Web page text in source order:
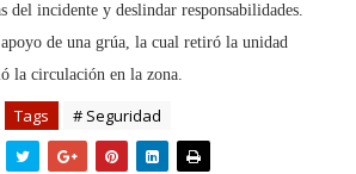
del incidente y deslindar responsabilidades.
de una grúa, la cual retiró la unidad
la circulación en la zona.
Tags # Seguridad